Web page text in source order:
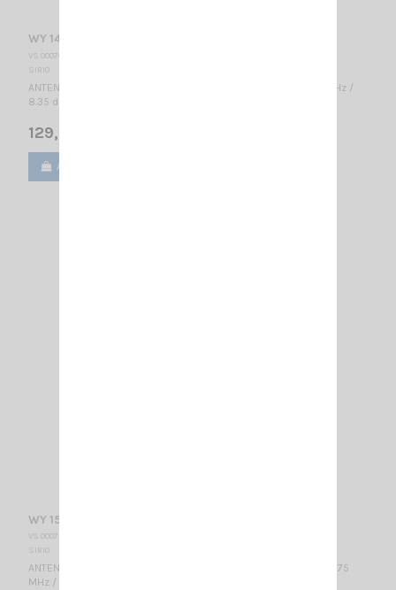
WY 140-6N SIRIO
VS 000760
SIRIO
ANTENNE DIRECTIVE VHF 6 éléments - LARGE BANDE 140...160 MHz /
8.35 dBd – 10.5 dBi / 2010 x 1085 mm
129,00 €
Ajouter au panier
WY 155-2N SIRIO
VS 000735
SIRIO
ANTENNE DIRECTIONNELLE VHF 2 éléments - LARGE BANDE 155...175
MHz / 3.05 dBd – 5.2 dBi / 740 x 955 mm